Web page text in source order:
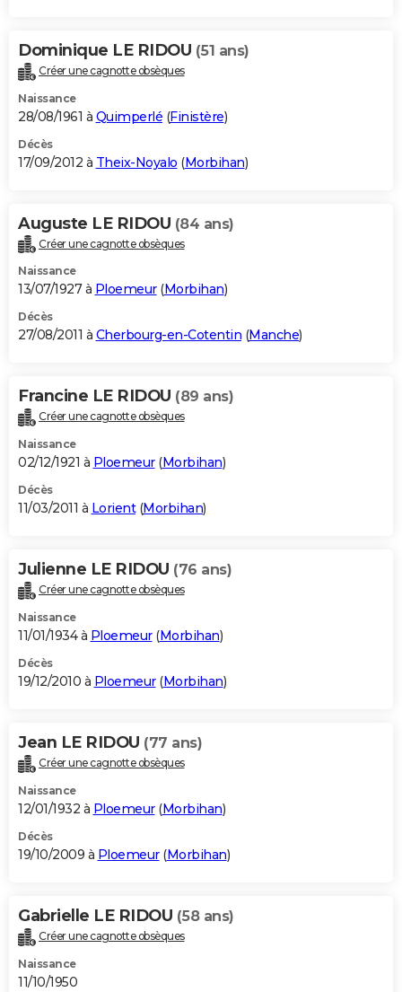
Dominique LE RIDOU (51 ans)
Créer une cagnotte obsèques
Naissance
28/08/1961 à Quimperlé (Finistère)
Décès
17/09/2012 à Theix-Noyalo (Morbihan)
Auguste LE RIDOU (84 ans)
Créer une cagnotte obsèques
Naissance
13/07/1927 à Ploemeur(Morbihan)
Décès
27/08/2011 à Cherbourg-en-Cotentin (Manche)
Francine LE RIDOU (89 ans)
Créer une cagnotte obsèques
Naissance
02/12/1921 à Ploemeur(Morbihan)
Décès
11/03/2011 à Lorient(Morbihan)
Julienne LE RIDOU (76 ans)
Créer une cagnotte obsèques
Naissance
11/01/1934 à Ploemeur(Morbihan)
Décès
19/12/2010 à Ploemeur(Morbihan)
Jean LE RIDOU (77 ans)
Créer une cagnotte obsèques
Naissance
12/01/1932 à Ploemeur(Morbihan)
Décès
19/10/2009 à Ploemeur(Morbihan)
Gabrielle LE RIDOU (58 ans)
Créer une cagnotte obsèques
Naissance
11/10/1950